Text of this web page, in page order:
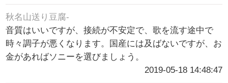
秋名山送り豆腐-
音質はいいですが、接続が不安定で、歌を流す途中で
時々調子が悪くなります。国産には及ばないですが、お
金があればソニーを選びましょう。
2019-05-18 14:48:47